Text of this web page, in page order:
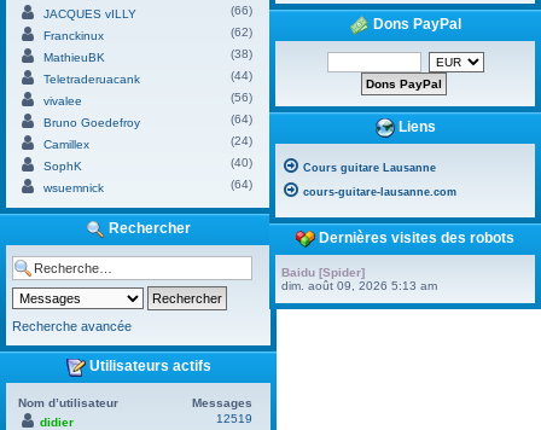
JACQUES vILLY
(66)
Franckinux
(62)
MathieuBK
(38)
Teletraderuacank
(44)
vivalee
(56)
Bruno Goedefroy
(64)
Camillex
(24)
SophK
(40)
wsuemnick
(64)
Rechercher
Recherche avancée
Utilisateurs actifs
Nom d’utilisateur
Messages
didier
12519
Dons PayPal
Liens
Cours guitare Lausanne
cours-guitare-lausanne.com
Dernières visites des robots
Baidu [Spider]
dim. août 09, 2026 5:13 am